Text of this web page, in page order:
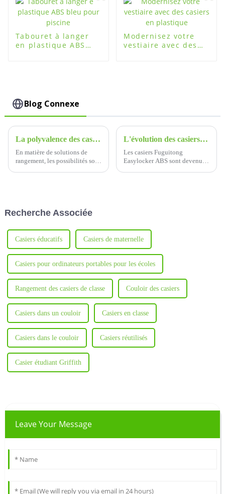
Tabouret à langer
en plastique ABS
Modernisez votre
vestiaire avec des
Blog Connexe
La polyvalence des casiers de rangement ABS - Solutions de stockage pratiques et durables
En matière de solutions de
rangement, les possibilités sont
L'évolution des casiers Fuguitong Easylocker ABS : une histoire d'innovation et de fiabilité
Les casiers Fuguitong
Easylocker ABS sont devenus
Recherche Associée
Casiers éducatifs Casiers de maternelle
Casiers pour ordinateurs portables pour les écoles
Rangement des casiers de classe Couloir des casiers
Casiers dans un couloir Casiers en classe
Casiers dans le couloir Casiers réutilisés
Casier étudiant Griffith
Leave Your Message